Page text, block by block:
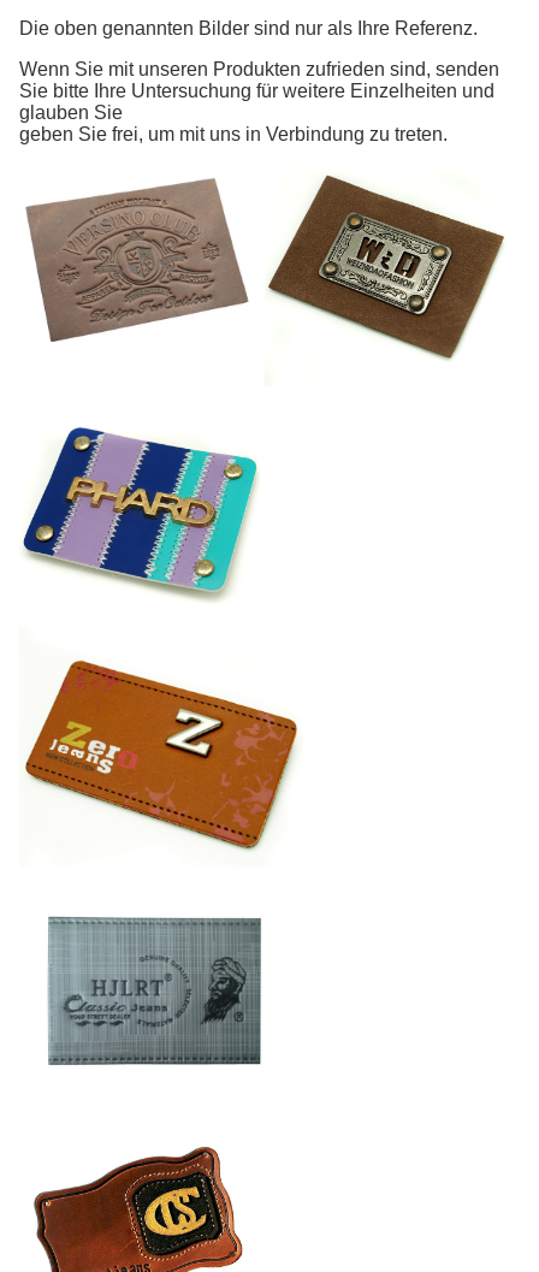
Die oben genannten Bilder sind nur als Ihre Referenz.
Wenn Sie mit unseren Produkten zufrieden sind, senden
Sie bitte Ihre Untersuchung für weitere Einzelheiten und
glauben Sie
geben Sie frei, um mit uns in Verbindung zu treten.